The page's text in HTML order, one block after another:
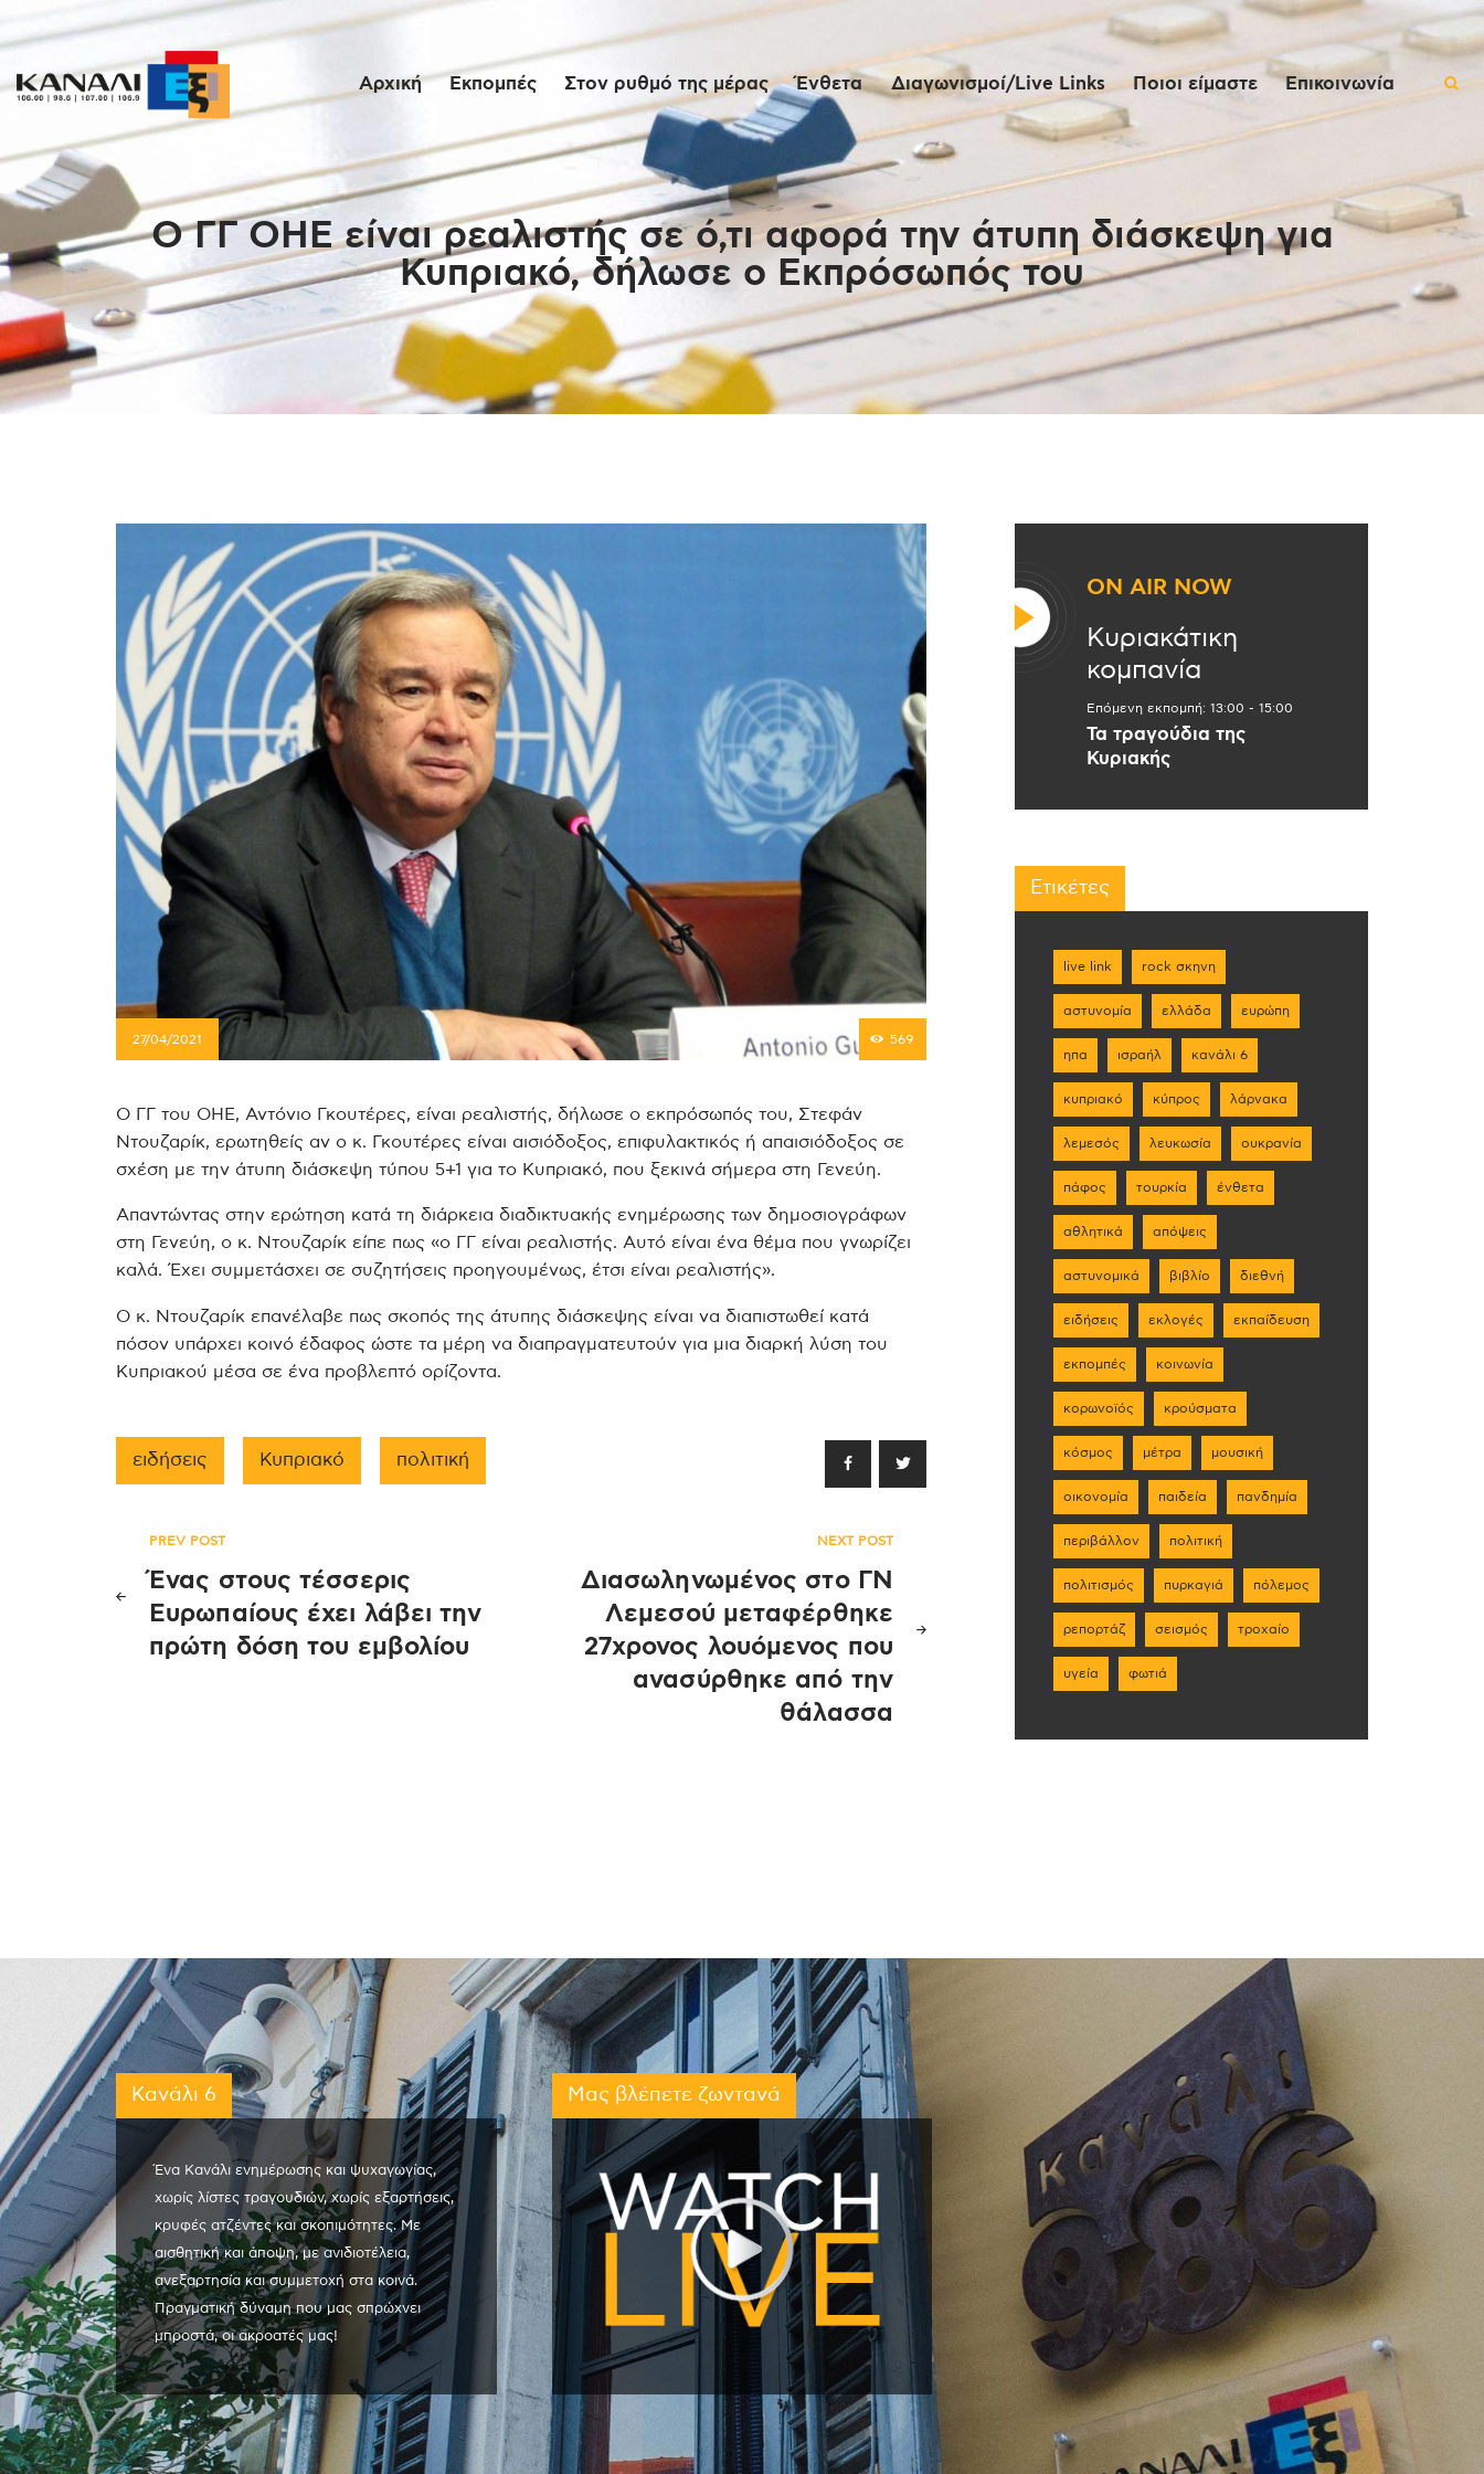
Αρχική Εκπομπές Στον ρυθμό της μέρας Ένθετα Διαγωνισμοί/Live Links Ποιοι είμαστε Επικοινωνία
Ο ΓΓ ΟΗΕ είναι ρεαλιστής σε ό,τι αφορά την άτυπη διάσκεψη για
Κυπριακό, δήλωσε ο Εκπρόσωπός του
Αρχική
Εκπομπές
Στον ρυθμό της
μέρας
Ένθετα
Διαγωνισμοί/Live
Links
Επικοινωνία
27/04/2021 569
Ο ΓΓ του ΟΗΕ, Αντόνιο Γκουτέρες, είναι ρεαλιστής, δήλωσε ο εκπρόσωπός του, Στεφάν
Ντουζαρίκ, ερωτηθείς αν ο κ. Γκουτέρες είναι αισιόδοξος, επιφυλακτικός ή απαισιόδοξος σε
σχέση με την άτυπη διάσκεψη τύπου 5+1 για το Κυπριακό, που ξεκινά σήμερα στη Γενεύη.
Απαντώντας στην ερώτηση κατά τη διάρκεια διαδικτυακής ενημέρωσης των δημοσιογράφων
στη Γενεύη, ο κ. Ντουζαρίκ είπε πως «ο ΓΓ είναι ρεαλιστής. Αυτό είναι ένα θέμα που γνωρίζει
καλά. Έχει συμμετάσχει σε συζητήσεις προηγουμένως, έτσι είναι ρεαλιστής».
Ο κ. Ντουζαρίκ επανέλαβε πως σκοπός της άτυπης διάσκεψης είναι να διαπιστωθεί κατά
πόσον υπάρχει κοινό έδαφος ώστε τα μέρη να διαπραγματευτούν για μια διαρκή λύση του
Κυπριακού μέσα σε ένα προβλεπτό ορίζοντα.
ειδήσεις Κυπριακό πολιτική
Πλοήγηση
άρθρων
PREV POST
Ένας στους τέσσερις
Ευρωπαίους έχει λάβει την
πρώτη δόση του εμβολίου
NEXT POST
Διασωληνωμένος στο ΓΝ
Λεμεσού μεταφέρθηκε
27χρονος λουόμενος που
ανασύρθηκε από την
θάλασσα
ON AIR NOW
Κυριακάτικη
κομπανία
Επόμενη εκπομπή: 13:00 - 15:00
Τα τραγούδια της
Κυριακής
Ετικέτες
live link rock σκηνη
αστυνομία ελλάδα ευρώπη
ηπα ισραήλ κανάλι 6
κυπριακό κύπρος λάρνακα
λεμεσός λευκωσία ουκρανία
πάφος τουρκία ένθετα
αθλητικά απόψεις
αστυνομικά βιβλίο διεθνή
ειδήσεις εκλογές εκπαίδευση
εκπομπές κοινωνία
κορωνοϊός κρούσματα
κόσμος μέτρα μουσική
οικονομία παιδεία πανδημία
περιβάλλον πολιτική
πολιτισμός πυρκαγιά πόλεμος
ρεπορτάζ σεισμός τροχαίο
υγεία φωτιά
Κανάλι 6
Ένα Κανάλι ενημέρωσης και ψυχαγωγίας,
χωρίς λίστες τραγουδιών, χωρίς εξαρτήσεις,
κρυφές ατζέντες και σκοπιμότητες. Με
αισθητική και άποψη, με ανιδιοτέλεια,
ανεξαρτησία και συμμετοχή στα κοινά.
Πραγματική δύναμη που μας σπρώχνει
μπροστά, οι ακροατές μας!
Μας βλέπετε ζωντανά